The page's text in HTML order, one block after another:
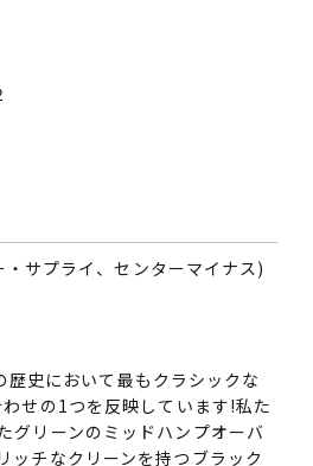
サプライ、センターマイナス)
史において最もクラシックな
せの1つを反映しています!私た
グリーンのミッドハンプオーバ
ッチなクリーンを持つブラック